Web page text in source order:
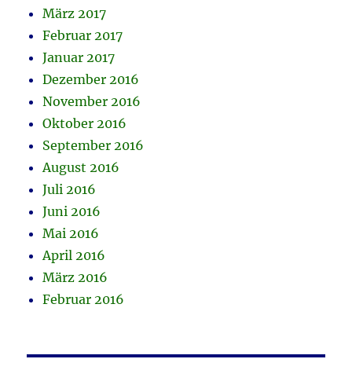
März 2017
Februar 2017
Januar 2017
Dezember 2016
November 2016
Oktober 2016
September 2016
August 2016
Juli 2016
Juni 2016
Mai 2016
April 2016
März 2016
Februar 2016